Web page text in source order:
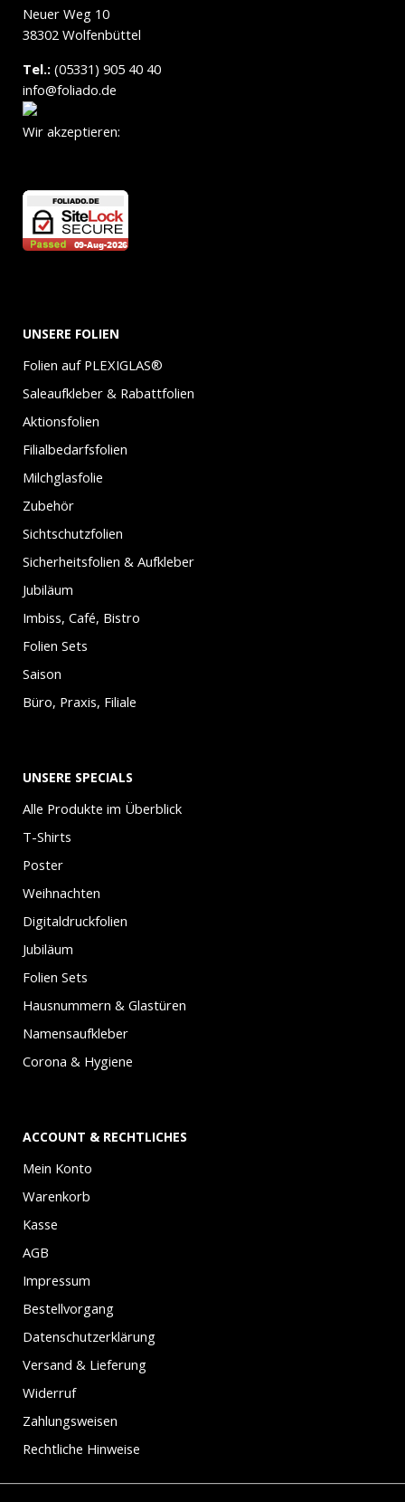
Neuer Weg 10
38302 Wolfenbüttel
Tel.: (05331) 905 40 40
info@foliado.de
Wir akzeptieren:
UNSERE FOLIEN
Folien auf PLEXIGLAS®
Saleaufkleber & Rabattfolien
Aktionsfolien
Filialbedarfsfolien
Milchglasfolie
Zubehör
Sichtschutzfolien
Sicherheitsfolien & Aufkleber
Jubiläum
Imbiss, Café, Bistro
Folien Sets
Saison
Büro, Praxis, Filiale
UNSERE SPECIALS
Alle Produkte im Überblick
T-Shirts
Poster
Weihnachten
Digitaldruckfolien
Jubiläum
Folien Sets
Hausnummern & Glastüren
Namensaufkleber
Corona & Hygiene
ACCOUNT & RECHTLICHES
Mein Konto
Warenkorb
Kasse
AGB
Impressum
Bestellvorgang
Datenschutzerklärung
Versand & Lieferung
Widerruf
Zahlungsweisen
Rechtliche Hinweise